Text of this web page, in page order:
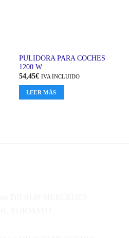
PULIDORA PARA COCHES
1200 W
54,45€ IVA INCLUIDO
LEER MÁS